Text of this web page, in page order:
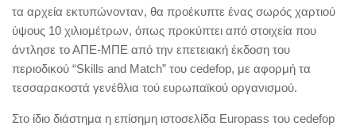
τα αρχεία εκτυπώνονταν, θα προέκυπτε ένας σωρός χαρτιού
ύψους 10 χιλιομέτρων, όπως προκύπτει από στοιχεία που
άντλησε το ΑΠΕ-ΜΠΕ από την επετειακή έκδοση του
περιοδικού “Skills and Match” του cedefop, με αφορμή τα
τεσσαρακοστά γενέθλια τού ευρωπαϊκού οργανισμού.
Στο ίδιο διάστημα η επίσημη ιστοσελίδα Europass του cedefop